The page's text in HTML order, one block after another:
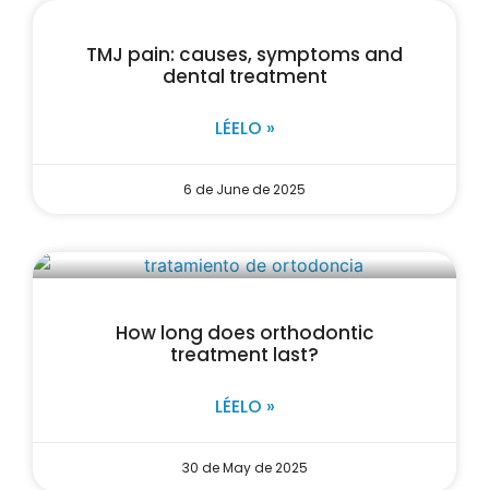
TMJ pain: causes, symptoms and
dental treatment
LÉELO »
6 de June de 2025
How long does orthodontic
treatment last?
LÉELO »
30 de May de 2025